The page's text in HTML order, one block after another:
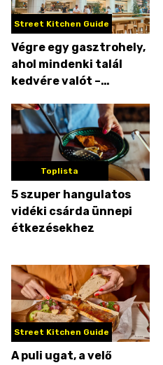
Street Kitchen Guide
Végre egy gasztrohely,
ahol mindenki talál
kedvére valót –
Marketet!
Toplista
5 szuper hangulatos
vidéki csárda ünnepi
étkezésekhez
Street Kitchen Guide
A puli ugat, a velő